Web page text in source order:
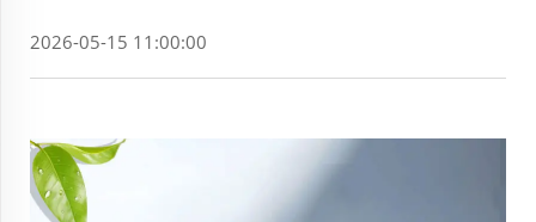
2026-05-15 11:00:00